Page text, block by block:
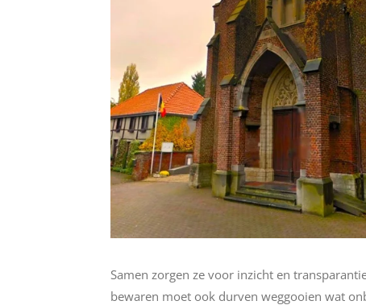
Samen zorgen ze voor inzicht en
bewaren moet ook durven weggooien wat